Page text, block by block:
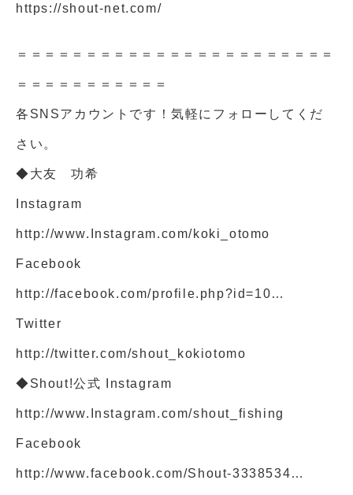
https://shout-net.com/
＝＝＝＝＝＝＝＝＝＝＝＝＝＝＝＝＝＝＝＝＝＝＝
＝＝＝＝＝＝＝＝＝＝＝
各SNSアカウントです！気軽にフォローしてくだ
さい。
◆大友 功希
Instagram
http://www.Instagram.com/koki_otomo
Facebook
http://facebook.com/profile.php?id=10…
Twitter
http://twitter.com/shout_kokiotomo
◆Shout!公式 Instagram
http://www.Instagram.com/shout_fishing
Facebook
http://www.facebook.com/Shout-3338534…